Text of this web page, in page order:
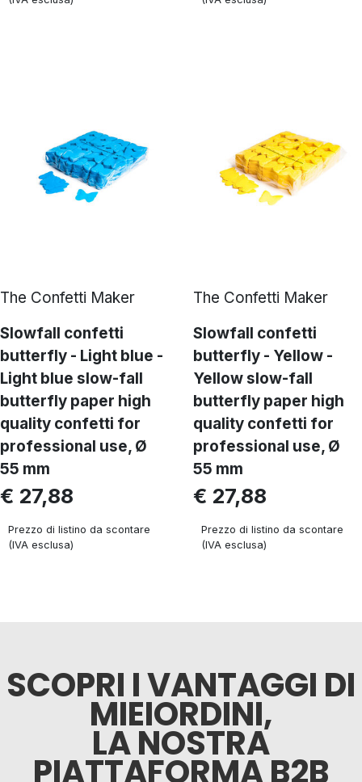
The Confetti Maker
Slowfall confetti
butterfly - Light blue -
Light blue slow-fall
butterfly paper high
quality confetti for
professional use, Ø
55 mm
€ 27,88
Prezzo di listino da scontare
(IVA esclusa)
The Confetti Maker
Slowfall confetti
butterfly - Yellow -
Yellow slow-fall
butterfly paper high
quality confetti for
professional use, Ø
55 mm
€ 27,88
Prezzo di listino da scontare
(IVA esclusa)
SCOPRI I VANTAGGI DI
MIEIORDINI,
LA NOSTRA
PIATTAFORMA B2B